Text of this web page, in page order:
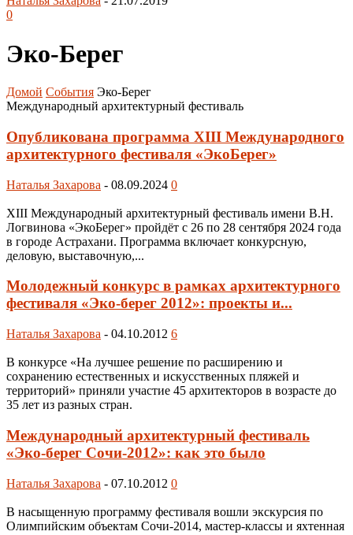
0
Эко-Берег
Домой События Эко-Берег
Международный архитектурный фестиваль
Опубликована программа XIII Международного
архитектурного фестиваля «ЭкоБерег»
Наталья Захарова - 08.09.2024 0
XIII Международный архитектурный фестиваль имени В.Н.
Логвинова «ЭкоБерег» пройдёт с 26 по 28 сентября 2024 года
в городе Астрахани. Программа включает конкурсную,
деловую, выставочную,...
Молодежный конкурс в рамках архитектурного
фестиваля «Эко-берег 2012»: проекты и...
Наталья Захарова - 04.10.2012 6
В конкурсе «На лучшее решение по расширению и
сохранению естественных и искусственных пляжей и
территорий» приняли участие 45 архитекторов в возрасте до
35 лет из разных стран.
Международный архитектурный фестиваль
«Эко-берег Сочи-2012»: как это было
Наталья Захарова - 07.10.2012 0
В насыщенную программу фестиваля вошли экскурсия по
Олимпийским объектам Сочи-2014, мастер-классы и яхтенная